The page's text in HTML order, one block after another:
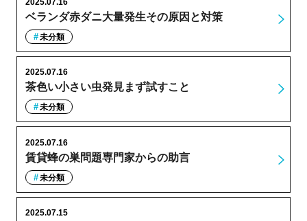
ベランダ赤ダニ大量発生その原因と対策
未分類
茶色い小さい虫発見まず試すこと
2025.07.16
未分類
賃貸蜂の巣問題専門家からの助言
2025.07.16
未分類
2025.07.15